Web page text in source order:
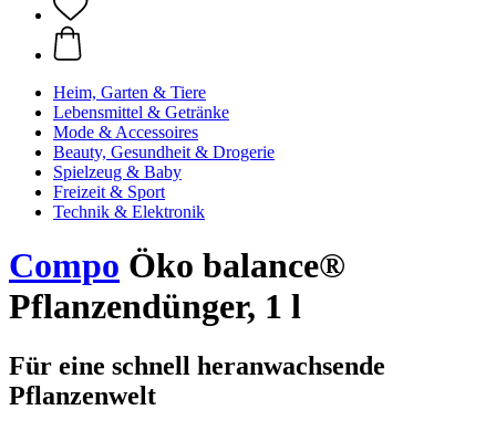
Heim, Garten & Tiere
Lebensmittel & Getränke
Mode & Accessoires
Beauty, Gesundheit & Drogerie
Spielzeug & Baby
Freizeit & Sport
Technik & Elektronik
Compo Öko balance®
Pflanzendünger, 1 l
Für eine schnell heranwachsende
Pflanzenwelt